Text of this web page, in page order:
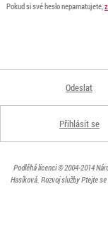
Pokud si své heslo nepamatujete,
Odeslat
Přihlásit se
Podléhá licenci© 2004-2014
Hasíková. Rozvoj služby Ptejte